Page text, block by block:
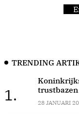
TRENDING
1.
trustbazen
28 JANUARI